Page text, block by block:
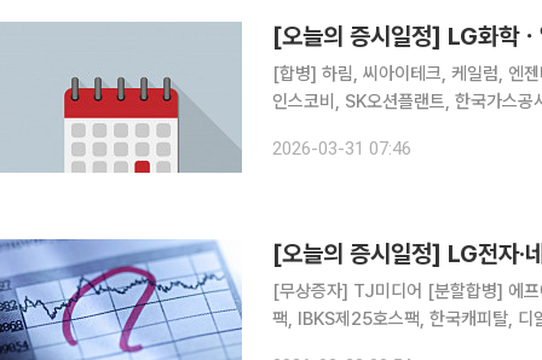
[오늘의 증시일정] LG화학
[합병] 하림, 씨아이테크, 케일럼, 엔젠바이오 [상호변경] 인티큐브 [주주총회] 티
인스코비, SK오션플랜트, 한국가스
풀무원, 태경산업, 강원랜드, 영흥, 황
2026-03-31 07:46
[오늘의 증시일정] LG전자·
[무상증자] TJ미디어 [분할합병] 에
팩, IBKS제25호스팩, 한국캐피탈,